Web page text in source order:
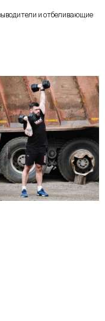
и отбеливающие